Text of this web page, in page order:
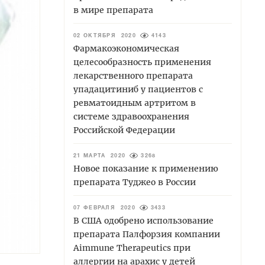
в мире препарата
02 ОКТЯБРЯ 2020 4143
Фармакоэкономическая
целесообразность применения
лекарственного препарата
упадацитиниб у пациентов с
ревматоидным артритом в
системе здравоохранения
Российской Федерации
21 МАРТА 2020 3268
Новое показание к применению
препарата Туджео в России
07 ФЕВРАЛЯ 2020 3433
В США одобрено использование
препарата Палфорзия компании
Aimmune Therapeutics при
аллергии на арахис у детей